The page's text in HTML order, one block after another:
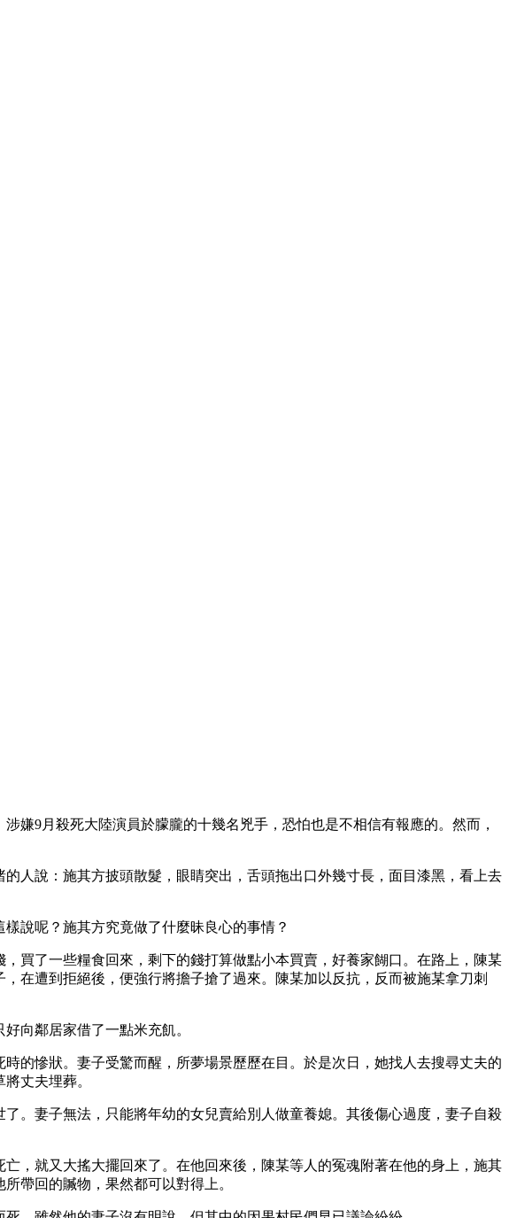
嫌9月殺死大陸演員於朦朧的十幾名兇手，恐怕也是不相信有報應的。然而，
人說：施其方披頭散髮，眼睛突出，舌頭拖出口外幾寸長，面目漆黑，看上去
說呢？施其方究竟做了什麼昧良心的事情？
買了一些糧食回來，剩下的錢打算做點小本買賣，好養家餬口。在路上，陳某
在遭到拒絕後，便強行將擔子搶了過來。陳某加以反抗，反而被施某拿刀刺
向鄰居家借了一點米充飢。
的慘狀。妻子受驚而醒，所夢場景歷歷在目。於是次日，她找人去搜尋丈夫的
丈夫埋葬。
。妻子無法，只能將年幼的女兒賣給別人做童養媳。其後傷心過度，妻子自殺
，就又大搖大擺回來了。在他回來後，陳某等人的冤魂附著在他的身上，施其
帶回的贓物，果然都可以對得上。